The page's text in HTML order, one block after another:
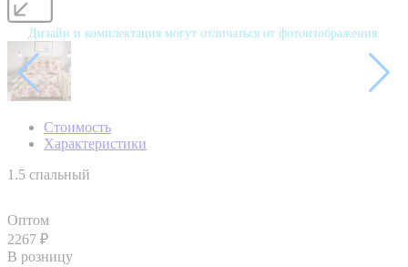
Дизайн и комплектация могут отличаться от фотоизображения.
Стоимость
Характеристики
1.5 спальный
Оптом
2267 ₽
В розницу